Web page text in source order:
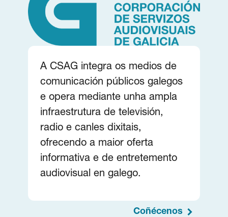
A CSAG integra os medios de
comunicación públicos galegos
e opera mediante unha ampla
infraestrutura de televisión,
radio e canles dixitais,
ofrecendo a maior oferta
informativa e de entretemento
audiovisual en galego.
Coñécenos